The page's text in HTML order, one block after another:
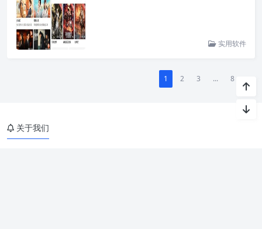
实用软件
1 2 3 ... 8
关于我们